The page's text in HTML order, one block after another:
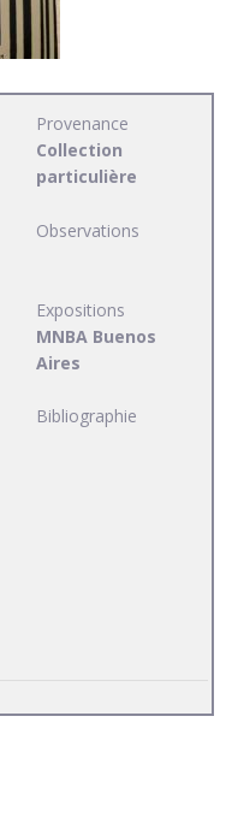
Provenance
Collection
particulière
Observations
Expositions
MNBA Buenos
Aires
Bibliographie